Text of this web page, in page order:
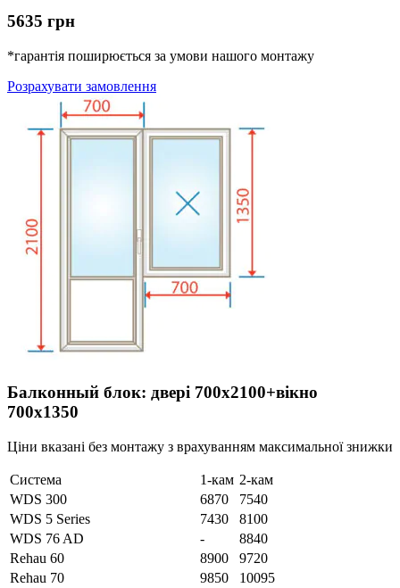
5635 грн
*гарантія поширюється за умови нашого монтажу
Розрахувати замовлення
Балконный блок: двері 700х2100+вікно
700х1350
Ціни вказані без монтажу з врахуванням максимальної знижки
Система 1-кам 2-кам
WDS 300
6870
7540
WDS 5 Series
7430
8100
WDS 76 AD
-
8840
Rehau 60
8900
9720
Rehau 70
9850
10095